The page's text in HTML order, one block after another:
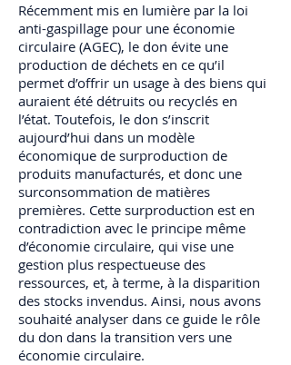
Récemment mis en lumière par la loi
anti-gaspillage pour une économie
circulaire (AGEC), le don évite une
production de déchets en ce qu’il
permet d’offrir un usage à des biens qui
auraient été détruits ou recyclés en
l’état. Toutefois, le don s’inscrit
aujourd’hui dans un modèle
économique de surproduction de
produits manufacturés, et donc une
surconsommation de matières
premières. Cette surproduction est en
contradiction avec le principe même
d’économie circulaire, qui vise une
gestion plus respectueuse des
ressources, et, à terme, à la disparition
des stocks invendus. Ainsi, nous avons
souhaité analyser dans ce guide le rôle
du don dans la transition vers une
économie circulaire.